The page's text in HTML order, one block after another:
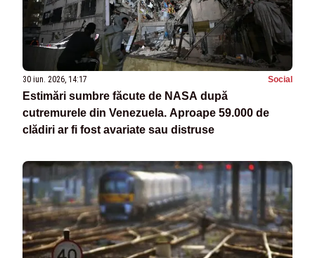
30 iun. 2026, 14:17 Social
Estimări sumbre făcute de NASA după
cutremurele din Venezuela. Aproape 59.000 de
clădiri ar fi fost avariate sau distruse